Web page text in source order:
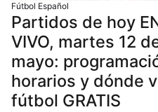
Fútbol Español
Partidos de hoy
VIVO, martes 12
mayo:
horarios y dónde
fútbol GRATIS